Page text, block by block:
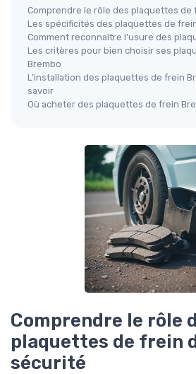
Comprendre le rôle des plaquettes de
Les spécificités des plaquettes de
Comment reconnaître l’usure des
Les critères pour bien choisir ses
Brembo
L’installation des plaquettes de frein
savoir
Où acheter des plaquettes de frein
Comprendre le rôle
plaquettes de frein
sécurité